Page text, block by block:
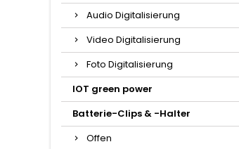
Audio Digitalisierung
Video Digitalisierung
Foto Digitalisierung
IOT green power
Batterie-Clips & -Halter
Offen